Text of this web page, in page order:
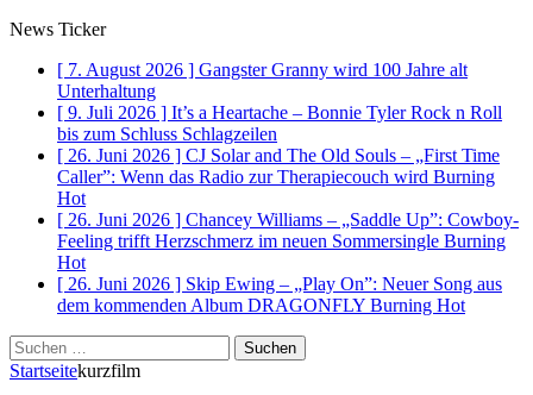
News Ticker
[ 7. August 2026 ] Gangster Granny wird 100 Jahre alt
Unterhaltung
[ 9. Juli 2026 ] It’s a Heartache – Bonnie Tyler Rock n Roll
bis zum Schluss Schlagzeilen
[ 26. Juni 2026 ] CJ Solar and The Old Souls – „First Time
Caller”: Wenn das Radio zur Therapiecouch wird Burning
Hot
[ 26. Juni 2026 ] Chancey Williams – „Saddle Up”: Cowboy-
Feeling trifft Herzschmerz im neuen Sommersingle Burning
Hot
[ 26. Juni 2026 ] Skip Ewing – „Play On”: Neuer Song aus
dem kommenden Album DRAGONFLY Burning Hot
Suchen
nach:
Startseitekurzfilm